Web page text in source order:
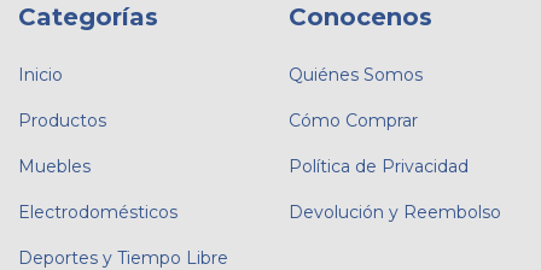
Categorías
Inicio
Productos
Muebles
Electrodomésticos
Deportes y Tiempo Libre
Conocenos
Quiénes Somos
Cómo Comprar
Política de Privacidad
Devolución y Reembolso